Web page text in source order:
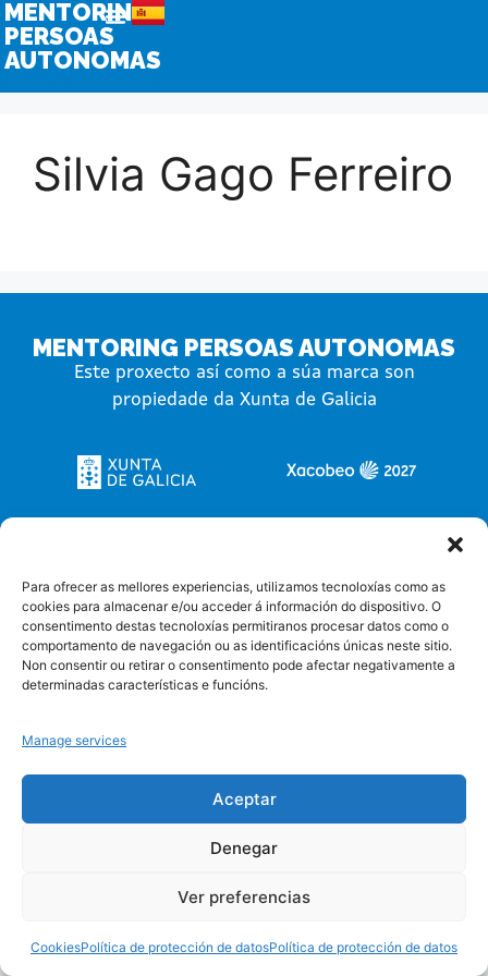
Para ofrecer as mellores experiencias, utilizamos tecnoloxías como as
cookies para almacenar e/ou acceder á información do dispositivo. O
consentimento destas tecnoloxías permitiranos procesar datos como o
comportamento de navegación ou as identificacións únicas neste sitio.
Non consentir ou retirar o consentimento pode afectar negativamente a
determinadas características e funcións.
Manage services
Aceptar
Denegar
Ver preferencias
CookiesPolítica de protección de datosPolítica de protección de datos
MENTORING
PERSOAS
AUTONOMAS
Silvia Gago Ferreiro
MENTORING PERSOAS AUTONOMAS
Este proxecto así como a súa marca son
propiedade da Xunta de Galicia